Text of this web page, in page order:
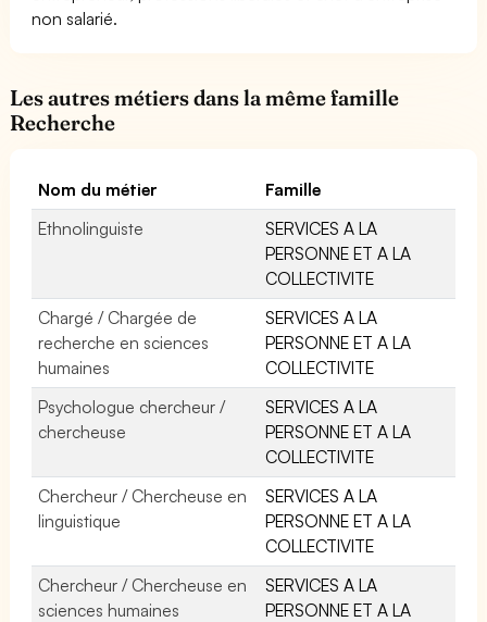
non salarié.
Les autres métiers dans la même famille
Recherche
Nom du métier
Famille
Ethnolinguiste
SERVICES A LA
PERSONNE ET A LA
COLLECTIVITE
Chargé / Chargée de
recherche en sciences
humaines
SERVICES A LA
PERSONNE ET A LA
COLLECTIVITE
Psychologue chercheur /
chercheuse
SERVICES A LA
PERSONNE ET A LA
COLLECTIVITE
Chercheur / Chercheuse en
linguistique
SERVICES A LA
PERSONNE ET A LA
COLLECTIVITE
Chercheur / Chercheuse en
sciences humaines
SERVICES A LA
PERSONNE ET A LA